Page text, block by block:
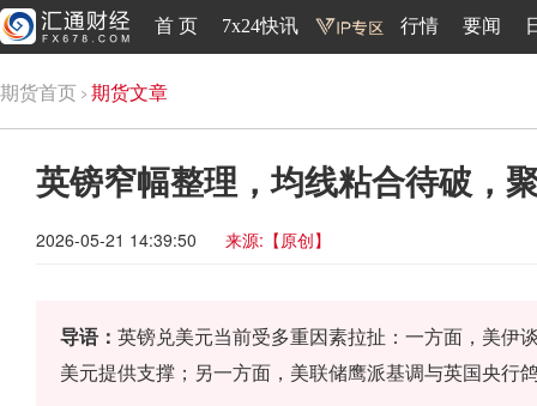
首 页 7x24快讯 行情 要闻
期货首页 期货文章
英镑窄幅整理，均线粘合待破，
2026-05-21 14:39:50 来源:【原创】
导语： 英镑兑美元当前受多重因素拉扯：一方面，美伊
美元提供支撑；另一方面，美联储鹰派基调与英国央行